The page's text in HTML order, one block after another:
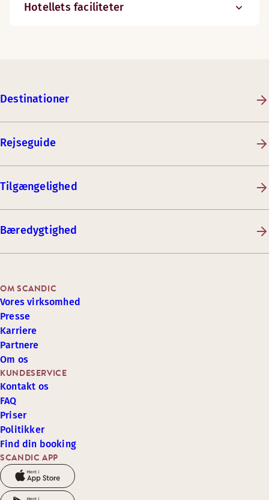
Hotellets faciliteter
Destinationer
Rejseguide
Tilgængelighed
Bæredygtighed
SCANDIC APP
KUNDESERVICE
Kontakt os
FAQ
Priser
Politikker
Find din booking
OM SCANDIC
Vores virksomhed
Presse
Karriere
Partnere
Om os